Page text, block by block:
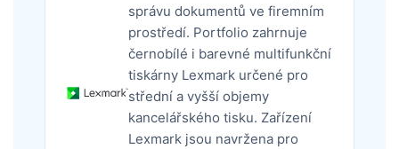
správu dokumentů ve firemním
prostředí. Portfolio zahrnuje
černobílé i barevné multifunkční
tiskárny Lexmark určené pro
střední a vyšší objemy
kancelářského tisku. Zařízení
Lexmark jsou navržena pro